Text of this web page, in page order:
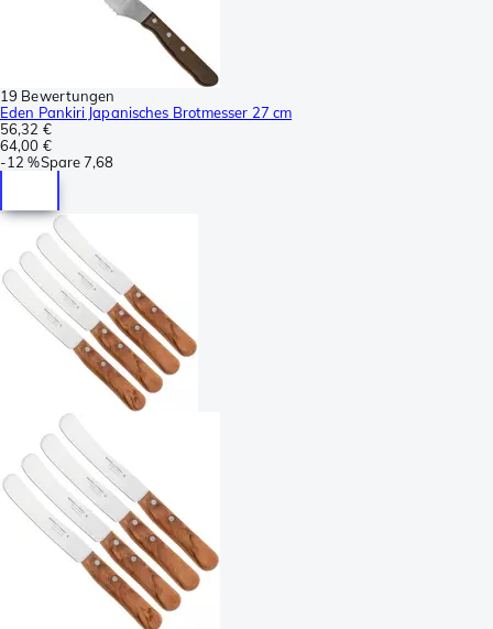
19 Bewertungen
Eden Pankiri Japanisches Brotmesser 27 cm
56,32 €
64,00 €
-12 %Spare7,68